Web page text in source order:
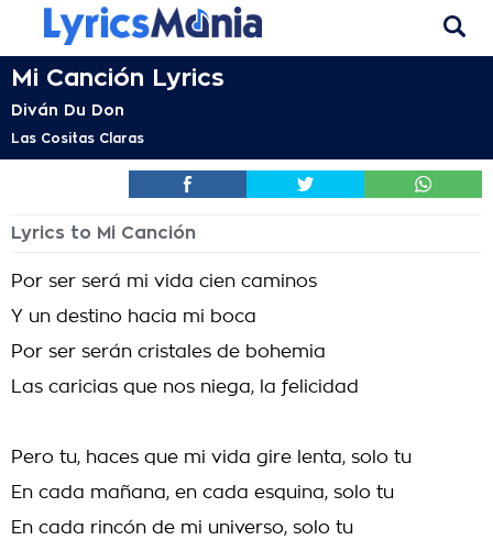
Mi Canción Lyrics
Diván Du Don
Las Cositas Claras
Lyrics to Mi Canción
Por ser será mi vida cien caminos
Y un destino hacia mi boca
Por ser serán cristales de bohemia
Las caricias que nos niega, la felicidad
Pero tu, haces que mi vida gire lenta, solo tu
En cada mañana, en cada esquina, solo tu
En cada rincón de mi universo, solo tu